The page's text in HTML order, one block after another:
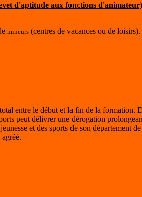
d'aptitude aux fonctions d'animateur)
mineurs (centres de vacances ou de loisirs).
entre le début et la fin de la
peut délivrer une dérogation
et des sports de son département